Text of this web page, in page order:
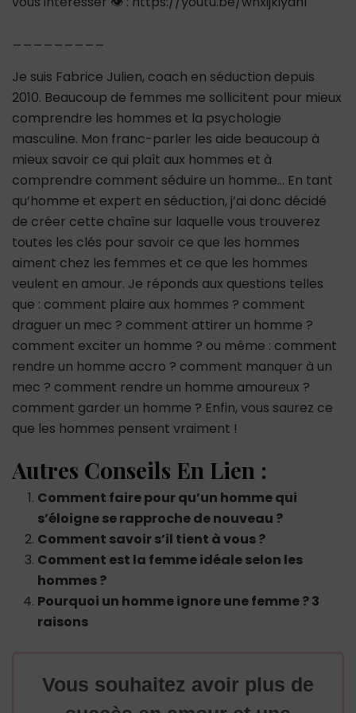
Je suis Fabrice Julien, coach en séduction depuis
2010. Beaucoup de femmes me sollicitent pour mieux
comprendre les hommes et la psychologie
masculine. Mon franc-parler les aide beaucoup à
mieux savoir ce qui plaît aux hommes et à
comprendre comment séduire un homme… En tant
qu’homme et expert en séduction, j’ai donc décidé
de créer cette chaîne sur laquelle vous trouverez
toutes les clés pour savoir ce que les hommes
aiment chez les femmes et ce que les hommes
veulent en amour. Je réponds aux questions telles
que : comment plaire aux hommes ? comment
draguer un mec ? comment attirer un homme ?
comment exciter un homme ? ou même : comment
rendre un homme accro ? comment manquer à un
mec ? comment rendre un homme amoureux ?
comment garder un homme ? Enfin, vous saurez ce
que les hommes pensent vraiment !
Autres Conseils En Lien :
Comment faire pour qu’un homme qui
s’éloigne se rapproche de nouveau ?
Comment savoir s’il tient à vous ?
Comment est la femme idéale selon les
hommes ?
Pourquoi un homme ignore une femme ? 3
raisons
Vous souhaitez avoir plus de